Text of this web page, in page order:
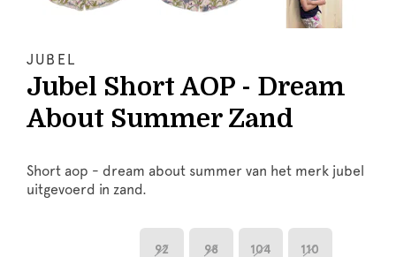
JUBEL
Jubel Short AOP - Dream
About Summer Zand
Short aop - dream about summer van het merk jubel
uitgevoerd in zand.
92 98 104 110